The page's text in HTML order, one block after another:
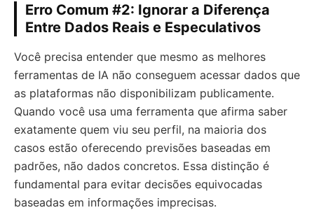
Erro Comum #2: Ignorar a Diferença
Entre Dados Reais e Especulativos
Você precisa entender que mesmo as melhores
ferramentas de IA não conseguem acessar dados que
as plataformas não disponibilizam publicamente.
Quando você usa uma ferramenta que afirma saber
exatamente quem viu seu perfil, na maioria dos
casos estão oferecendo previsões baseadas em
padrões, não dados concretos. Essa distinção é
fundamental para evitar decisões equivocadas
baseadas em informações imprecisas.